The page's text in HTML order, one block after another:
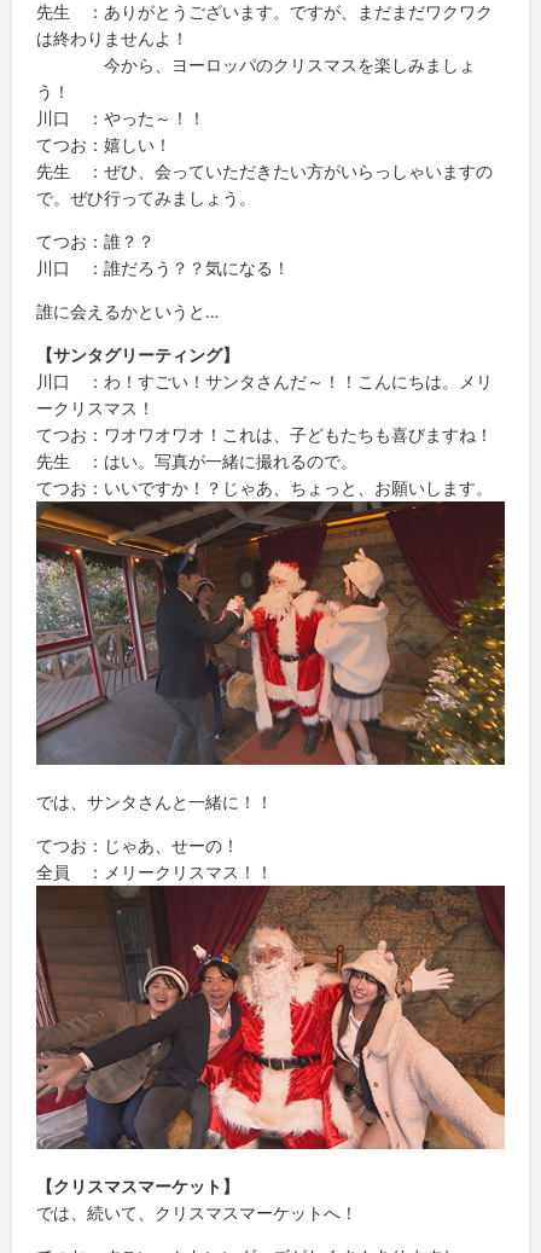
先生 ：ありがとうございます。ですが、まだまだワクワク
は終わりませんよ！
今から、ヨーロッパのクリスマスを楽しみましょ
う！
川口 ：やった～！！
てつお：嬉しい！
先生 ：ぜひ、会っていただきたい方がいらっしゃいますの
で。ぜひ行ってみましょう。
てつお：誰？？
川口 ：誰だろう？？気になる！
誰に会えるかというと…
【サンタグリーティング】
川口 ：わ！すごい！サンタさんだ～！！こんにちは。メリ
ークリスマス！
てつお：ワオワオワオ！これは、子どもたちも喜びますね！
先生 ：はい。写真が一緒に撮れるので。
てつお：いいですか！？じゃあ、ちょっと、お願いします。
では、サンタさんと一緒に！！
てつお：じゃあ、せーの！
全員 ：メリークリスマス！！
【クリスマスマーケット】
では、続いて、クリスマスマーケットへ！